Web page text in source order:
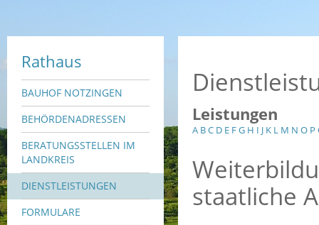
Rathaus
BAUHOF NOTZINGEN
BEHÖRDENADRESSEN
BERATUNGSSTELLEN IM
LANDKREIS
DIENSTLEISTUNGEN
FORMULARE
Leistungen
A BC D E FG H I J K L M N O P
staatliche